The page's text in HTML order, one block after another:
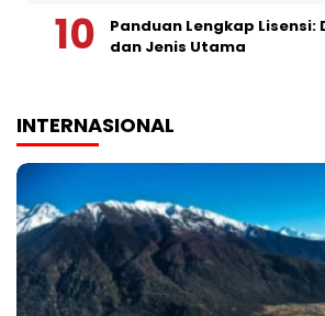
Panduan Lengkap Lisensi:
dan Jenis Utama
INTERNASIONAL